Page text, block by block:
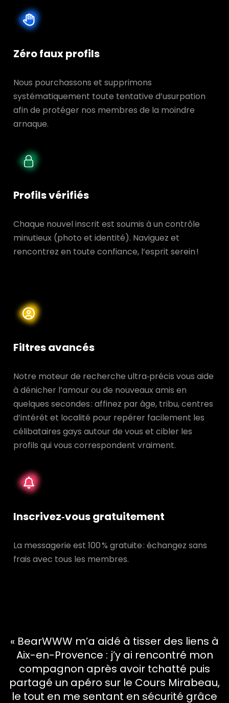
Zéro faux profils
Nous pourchassons et supprimons
systématiquement toute tentative d’usurpation
afin de protéger nos membres de la moindre
arnaque.
Profils vérifiés
Chaque nouvel inscrit est soumis à un contrôle
minutieux (photo et identité). Naviguez et
rencontrez en toute confiance, l’esprit serein !
Filtres avancés
Notre moteur de recherche ultra‑précis vous aide
à dénicher l’amour ou de nouveaux amis en
quelques secondes : affinez par âge, tribu, centres
d’intérêt et localité pour repérer facilement les
célibataires gays autour de vous et cibler les
profils qui vous correspondent vraiment.
Inscrivez‑vous gratuitement
La messagerie est 100 % gratuite : échangez sans
frais avec tous les membres.
« BearWWW m’a aidé à tisser des liens à
Aix-en-Provence : j’y ai rencontré mon
compagnon après avoir tchatté puis
partagé un apéro sur le Cours Mirabeau,
le tout en me sentant en sécurité grâce